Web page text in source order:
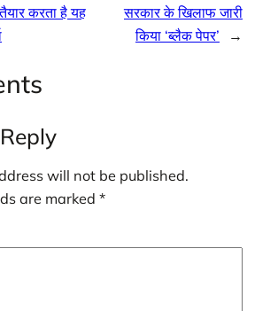
करता है यह
सरकार के खिलाफ जारी
किया ‘ब्लैक पेपर’
→
will not be published.
are marked *